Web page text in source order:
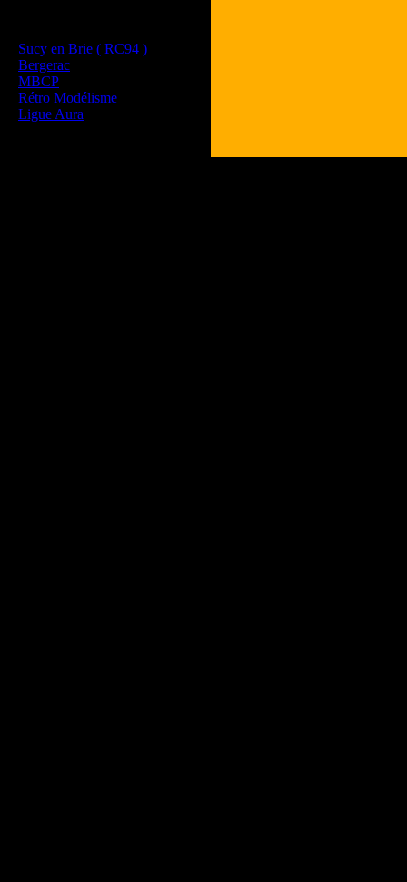
Sucy en Brie ( RC94 )
Bergerac
MBCP
Rétro Modélisme
Ligue Aura